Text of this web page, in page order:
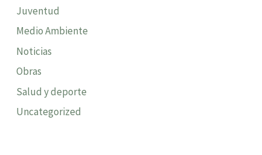
Juventud
Medio Ambiente
Noticias
Obras
Salud y deporte
Uncategorized